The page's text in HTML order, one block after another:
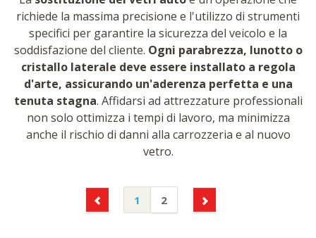
richiede la massima precisione e l'utilizzo di strumenti
specifici per garantire la sicurezza del veicolo e la
soddisfazione del cliente. Ogni parabrezza, lunotto o
cristallo laterale deve essere installato a regola
d'arte, assicurando un'aderenza perfetta e una
tenuta stagna. Affidarsi ad attrezzature professionali
non solo ottimizza i tempi di lavoro, ma minimizza
anche il rischio di danni alla carrozzeria e al nuovo
vetro.
1 2